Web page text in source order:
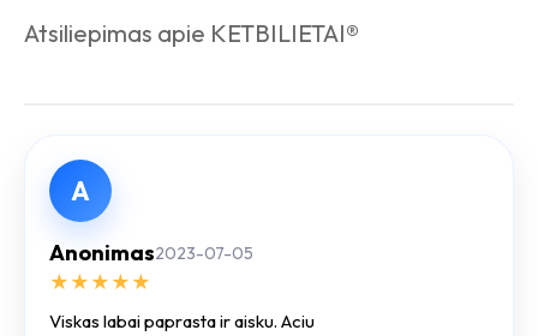
Atsiliepimas apie KETBILIETAI®
A
Anonimas2023-07-05
★ ★ ★ ★ ★
Viskas labai paprasta ir aisku. Aciu